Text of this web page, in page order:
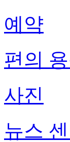
예약
편의
사진
뉴스